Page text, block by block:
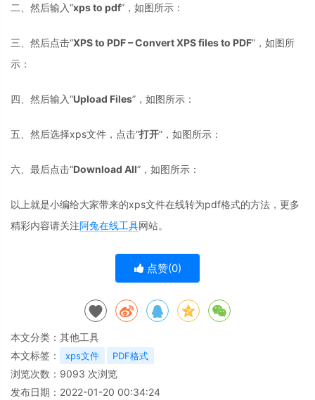
二、然后输入“xps to pdf”，如图所示：
三、然后点击“XPS to PDF – Convert XPS files to PDF”，如图所
示：
四、然后输入“Upload Files”，如图所示：
五、然后选择xps文件，点击“打开”，如图所示：
六、最后点击“Download All”，如图所示：
以上就是小编给大家带来的xps文件在线转为pdf格式的方法，更多
精彩内容请关注阿兔在线工具网站。
点赞(0)
本文分类： 其他工具
本文标签：
xps文件 PDF格式
浏览次数： 9093 次浏览
发布日期：2022-01-20 00:34:24